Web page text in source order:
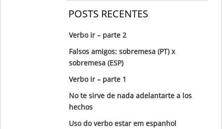
POSTS RECENTES
Verbo ir – parte 2
Falsos amigos: sobremesa (PT) x
sobremesa (ESP)
Verbo ir – parte 1
No te sirve de nada adelantarte a los
hechos
Uso do verbo estar em espanhol